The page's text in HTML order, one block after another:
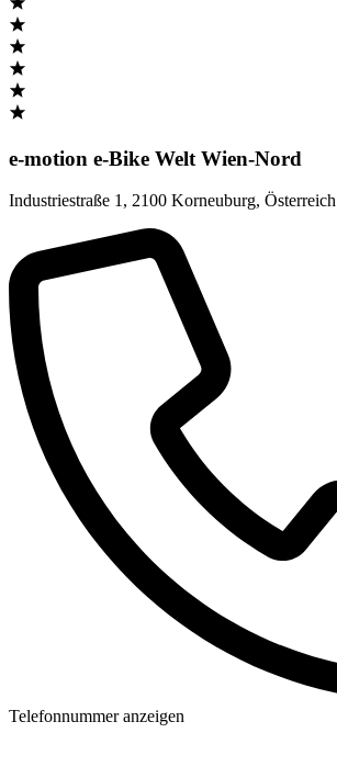
e-motion e-Bike Welt Wien-Nord
Industriestraße 1, 2100 Korneuburg, Österreich
Telefonnummer anzeigen